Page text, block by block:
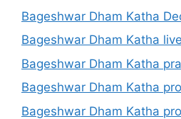
Bageshwar Dham Katha
Bageshwar Dham Katha
Bageshwar Dham Katha
Bageshwar Dham Katha
Bageshwar Dham Katha